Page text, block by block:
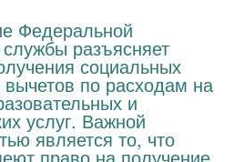
Федеральной
разъясняет
социальных
вычетов по расходам на
и
услуг. Важной
является то, что
право на получение